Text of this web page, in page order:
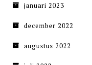
januari 2023
december 2022
augustus 2022